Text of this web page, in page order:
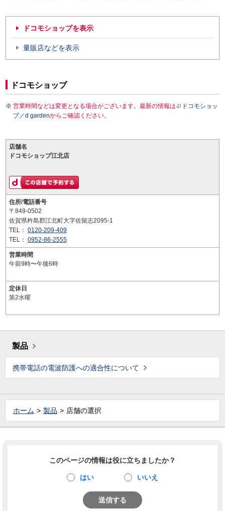
ドコモショップを表示
量販店などを表示
ドコモショップ
営業時間などは変更となる場合がございます。最新の情報は
ドコモショッ
プ／d gardenからご確認ください。
店舗名
ドコモショップ江北店
住所/電話番号
〒849-0502
佐賀県杵島郡江北町大字佐留志2095-1
TEL： 0120-209-409
TEL： 0952-86-2555
営業時間
午前9時〜午後6時
定休日
第2水曜
製品
携帯電話の電波防護への適合性について
ホーム 製品 店舗の選択
このページの情報は役に立ちましたか？
はい いいえ
送信する